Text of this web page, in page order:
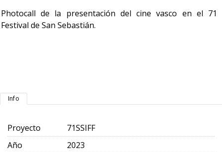
Photocall de la presentación del cine vasco en el 71
Festival de San Sebastián.
Info
Proyecto
71SSIFF
Año
2023